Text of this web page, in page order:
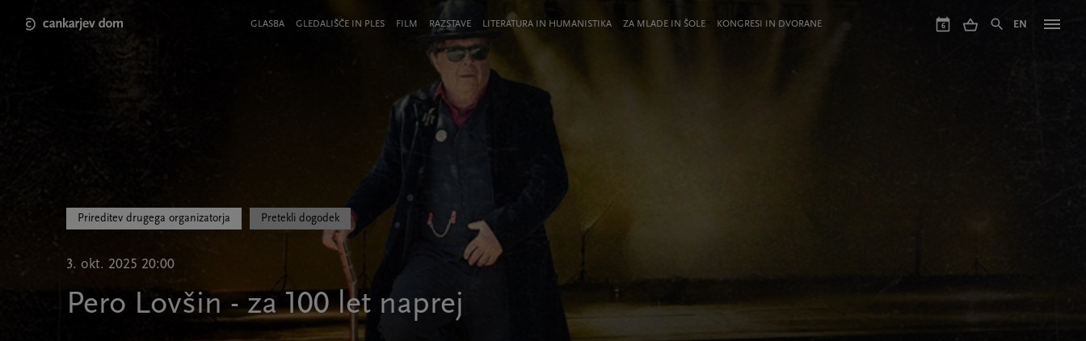
main
MeniGLASBA GLEDALIŠČE IN PLES FILM RAZSTAVE LITERATURA IN HUMANISTIKA ZA MLADE IN ŠOLE KONGRESI IN DVORANE 6 EN
Prireditev drugega organizatorja Pretekli dogodek
3. okt. 2025 20:00
Pero Lovšin - za 100 let naprej